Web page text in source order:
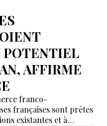
POTENTIEL
AFFIRME
franco-
françaises sont prêtes
existantes et à